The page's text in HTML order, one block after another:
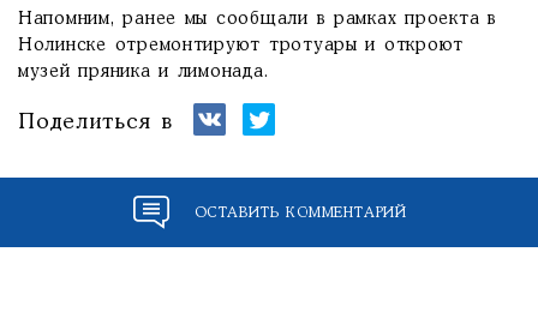
Напомним, ранее мы сообщали в рамках проекта в
Нолинске отремонтируют тротуары и откроют
музей пряника и лимонада.
Поделиться в
ОСТАВИТЬ КОММЕНТАРИЙ